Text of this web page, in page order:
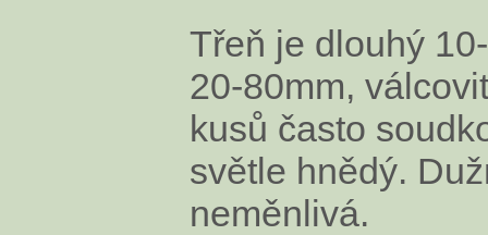
Třeň je dlouhý
20-80mm,
kusů často
světle hnědý.
neměnlivá.